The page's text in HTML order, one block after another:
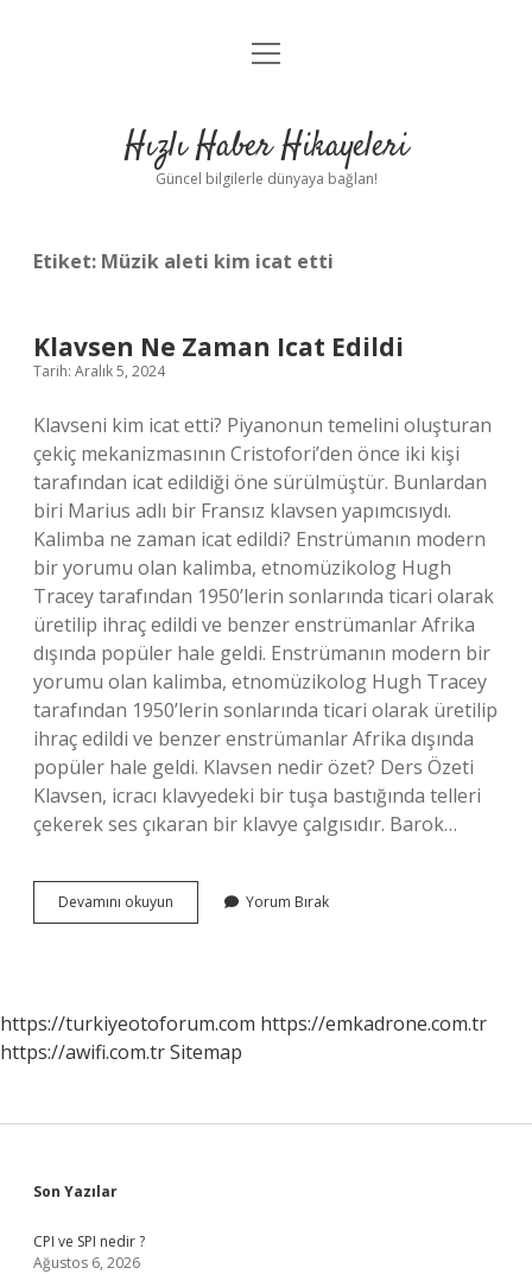
Anasayfa
Yasal Uyarı
menüyü
Hızlı Haber Hikayeleri
Güncel bilgilerle dünyaya bağlan!
Etiket: Müzik aleti kim icat etti
Klavsen Ne Zaman Icat Edildi
Tarih: Aralık 5, 2024
Klavseni kim icat etti? Piyanonun temelini oluşturan
çekiç mekanizmasının Cristofori’den önce iki kişi
tarafından icat edildiği öne sürülmüştür. Bunlardan
biri Marius adlı bir Fransız klavsen yapımcısıydı.
Kalimba ne zaman icat edildi? Enstrümanın modern
bir yorumu olan kalimba, etnomüzikolog Hugh
Tracey tarafından 1950’lerin sonlarında ticari olarak
üretilip ihraç edildi ve benzer enstrümanlar Afrika
dışında popüler hale geldi. Enstrümanın modern bir
yorumu olan kalimba, etnomüzikolog Hugh Tracey
tarafından 1950’lerin sonlarında ticari olarak üretilip
ihraç edildi ve benzer enstrümanlar Afrika dışında
popüler hale geldi. Klavsen nedir özet? Ders Özeti
Klavsen, icracı klavyedeki bir tuşa bastığında telleri
çekerek ses çıkaran bir klavye çalgısıdır. Barok…
Devamını okuyun
Ne
Yorum Bırak
https://turkiyeotoforum.com https://emkadrone.com.tr
https://awifi.com.trSitemap
Sidebar
Son Yazılar
CPI ve SPI nedir ?
Ağustos 6, 2026